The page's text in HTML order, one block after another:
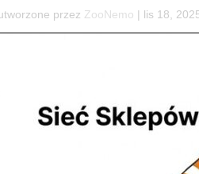
przez ZooNemo | lis 18,